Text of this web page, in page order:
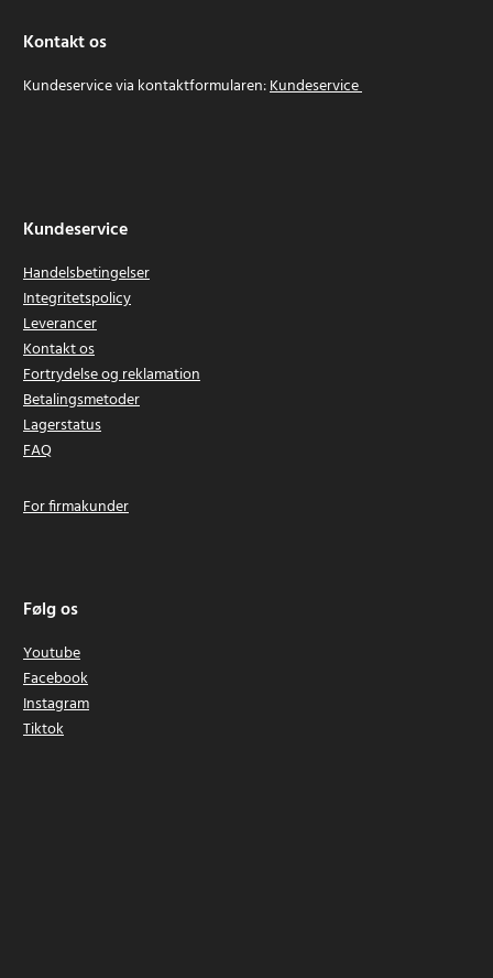
Kontakt os
Kundeservice via kontaktformularen:Kundeservice
Kundeservice
Handelsbetingelser
Integritetspolicy
Leverancer
Kontakt os
Fortrydelse og reklamation
Betalingsmetoder
Lagerstatus
FAQ
For firmakunder
Følg os
Youtube
Facebook
Instagram
Tiktok